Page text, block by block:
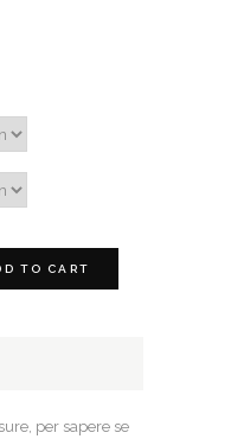
TO CART
, per sapere se